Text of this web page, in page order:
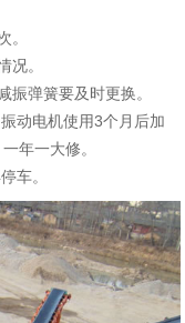
。
况。
振弹簧要及时更换。
动电机使用3个月后加
年一大修。
车。